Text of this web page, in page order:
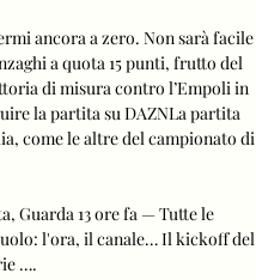
ancora a zero. Non sarà facile
a quota 15 punti, frutto del
di misura contro l’Empoli in
la partita su DAZNLa partita
come le altre del campionato di
Guarda 13 ore fa — Tutte le
l'ora, il canale… Il kickoff del
….